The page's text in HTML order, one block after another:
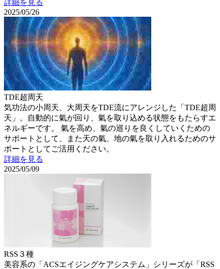
詳細を見る
2025/05/26
TDE超周天
気功法の小周天、大周天をTDE流にアレンジした「TDE超周
天」。自動的に氣が回り、氣を取り込める状態をもたらすエ
ネルギーです。 氣を高め、氣の巡りを良くしていくための
サポートとして、また天の氣、地の氣を取り入れるためのサ
ポートとしてご活用ください。
詳細を見る
2025/05/09
RSS３種
美容系の「ACSエイジングケアシステム」シリーズが「RSS